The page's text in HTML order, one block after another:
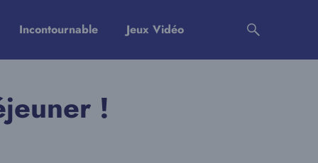
Incontournable Jeux Vidéo
!